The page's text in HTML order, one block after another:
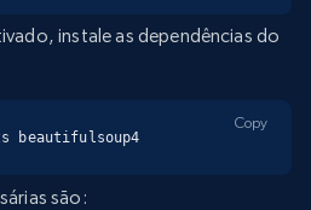
instale as dependências do
beautifulsoup4
Copy
são: